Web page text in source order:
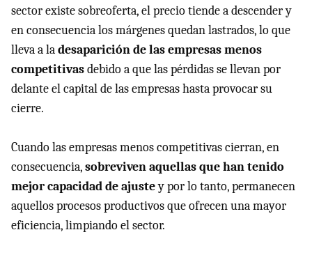
sector existe sobreoferta, el precio tiende a descender y
en consecuencia los márgenes quedan lastrados, lo que
lleva a ladesaparición de las empresas menos
competitivasdebido a que las pérdidas se llevan por
delante el capital de las empresas hasta provocar su
cierre.
Cuando las empresas menos competitivas cierran, en
consecuencia,sobreviven aquellas que han tenido
mejor capacidad de ajustey por lo tanto, permanecen
aquellos procesos productivos que ofrecen una mayor
eficiencia, limpiando el sector.